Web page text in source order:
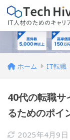
ホーム IT転職
40代の転職サ
るためのポイ
2025年4月9日